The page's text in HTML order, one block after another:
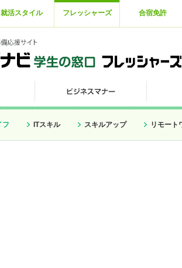
就活スタイル フレッシャーズ 合宿免許
フ ITスキル スキルアップ リモート